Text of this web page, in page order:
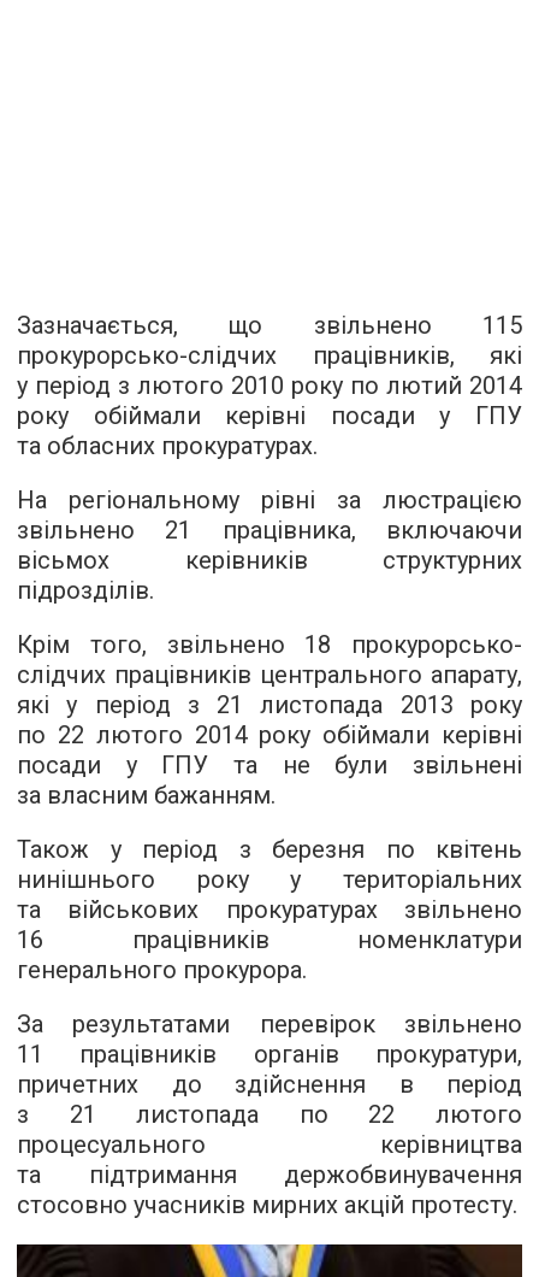
Зазначається, що звільнено 115
прокурорсько-слідчих працівників, які
у період з лютого 2010 року по лютий 2014
року обіймали керівні посади у ГПУ
та обласних прокуратурах.
На регіональному рівні за люстрацією
звільнено 21 працівника, включаючи
вісьмох керівників структурних
підрозділів.
Крім того, звільнено 18 прокурорсько-
слідчих працівників центрального апарату,
які у період з 21 листопада 2013 року
по 22 лютого 2014 року обіймали керівні
посади у ГПУ та не були звільнені
за власним бажанням.
Також у період з березня по квітень
нинішнього року у територіальних
та військових прокуратурах звільнено
16 працівників номенклатури
генерального прокурора.
За результатами перевірок звільнено
11 працівників органів прокуратури,
причетних до здійснення в період
з 21 листопада по 22 лютого
процесуального керівництва
та підтримання держобвинувачення
стосовно учасників мирних акцій протесту.